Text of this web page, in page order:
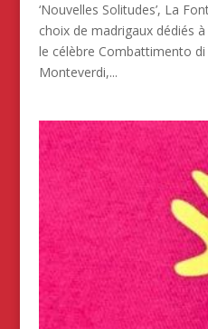
‘Nouvelles Solitudes’, La
choix de madrigaux dédiés
le célèbre Combattimento
Monteverdi,...